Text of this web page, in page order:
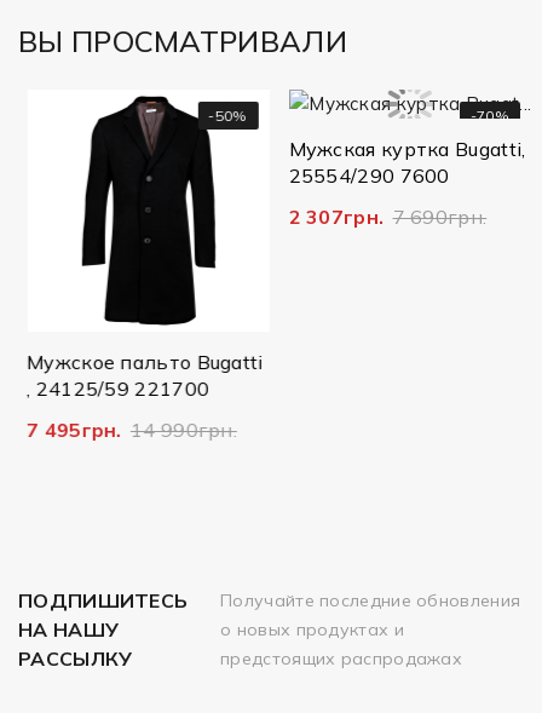
ВЫ ПРОСМАТРИВАЛИ
-50%
Мужское пальто Bugatti
, 24125/59 221700
7 495грн.
14 990грн.
-70%
Мужская куртка Bugatti,
25554/290 7600
2 307грн.
7 690грн.
ПОДПИШИТЕСЬ
НА НАШУ
РАССЫЛКУ
Получайте последние обновления
о новых продуктах и
предстоящих распродажах